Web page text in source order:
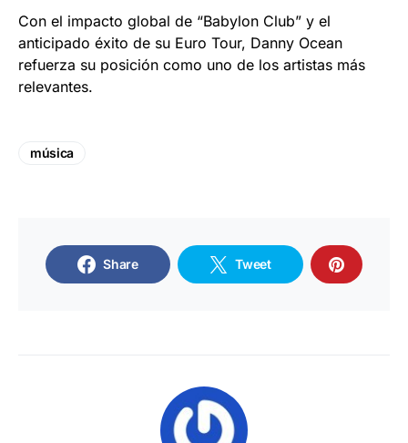
Con el impacto global de “Babylon Club” y el
anticipado éxito de su Euro Tour, Danny Ocean
refuerza su posición como uno de los artistas más
relevantes.
música
Share Tweet